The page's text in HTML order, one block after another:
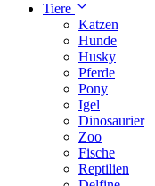
Tiere
Katzen
Hunde
Husky
Pferde
Pony
Igel
Dinosaurier
Zoo
Fische
Reptilien